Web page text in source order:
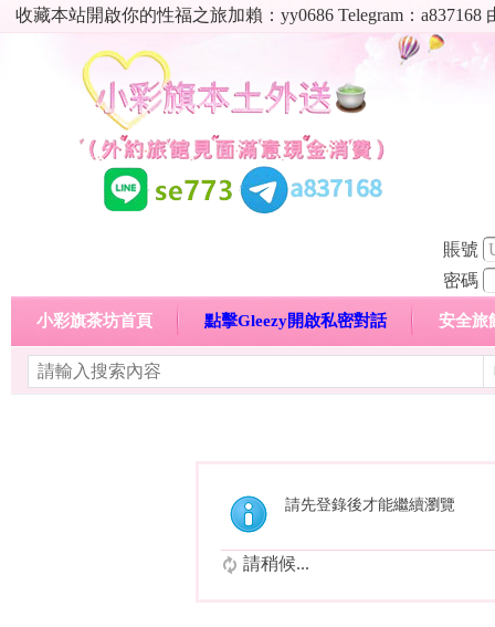
收藏本站開啟你的性福之旅加賴：yy0686 Telegram：
賬號
密碼
小彩旗茶坊首頁 點擊Gleezy開啟私密對話 安全旅
請先登錄後才能繼續瀏覽
請稍候...